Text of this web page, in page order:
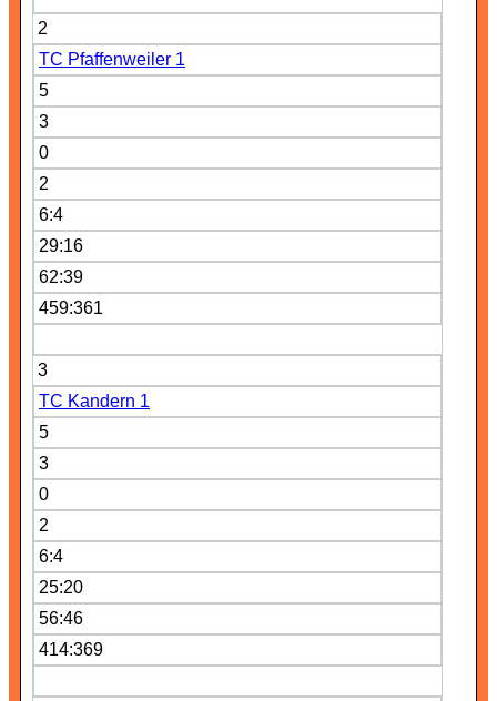
2
TC Pfaffenweiler 1
5
3
0
2
6:4
29:16
62:39
459:361
3
TC Kandern 1
5
3
0
2
6:4
25:20
56:46
414:369